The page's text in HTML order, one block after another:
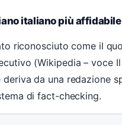
italiano più affidabile
riconosciuto come il
(Wikipedia – voce
deriva da una redazione
di fact-checking.